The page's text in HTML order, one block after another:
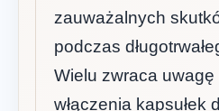
zauważalnych
podczas
Wielu zwraca uwagę
włączenia kapsułek